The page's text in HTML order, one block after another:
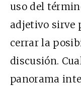
uso del
adjetivo sirve
cerrar la
discusión.
panorama